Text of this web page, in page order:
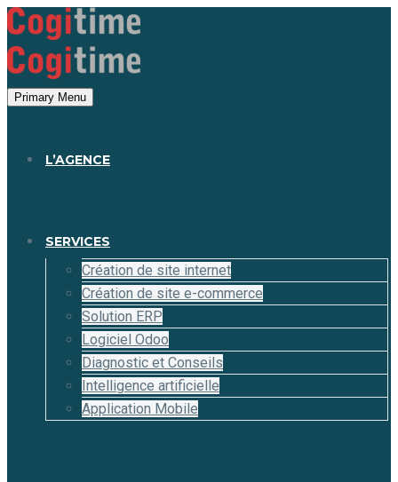
Primary Menu
L’AGENCE
SERVICES
Création de site internet
Création de site e-commerce
Solution ERP
Logiciel Odoo
Diagnostic et Conseils
Intelligence artificielle
Application Mobile
Panneau de gestion des cookies